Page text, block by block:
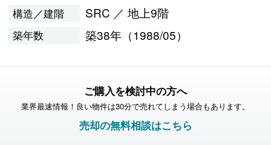
構造／建階 SRC ／ 地上9階
築年数 築38年（1988/05）
ご購入を検討中の方へ
業界最速情報！良い物件は30分で売れてしまう場合もあります。
売却の無料相談はこちら